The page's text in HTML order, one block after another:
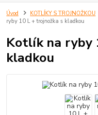
Úvod KOTLÍKY S TROJNOŽKOU
ryby 10 L + trojnožka s kladkou
Kotlík na ryby
kladkou